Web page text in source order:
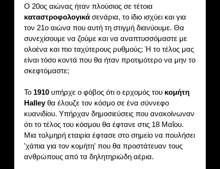
Ο 20ος αιώνας ήταν πλούσιος σε τέτοια
καταστροφολογικά σενάρια, το ίδιο ισχύει και για
τον 21ο αιώνα που αυτή τη στιγμή διανύουμε. Θα
συνεχίσουμε να ζούμε και να αναπτυσσόμαστε με
ολοένα και πιο ταχύτερους ρυθμούς; Ή το τέλος μας
είναι τόσο κοντά που θα ήταν προτιμότερο να μην το
σκεφτόμαστε;
Το 1910 υπήρχε ο φόβος ότι ο ερχομός του κομήτη
Halleyθα έλουζε τον κόσμο σε ένα σύννεφο
κυανιδίου. Υπήρχαν δημοσιεύσεις που ανακοίνωναν
ότι το τέλος του κόσμου θα έφτανε στις 18 Μαΐου.
Μια τολμηρή εταιρία έφτασε στο σημείο να πουλήσει
'χάπια για τον κομήτη' που θα προστάτευαν τους
ανθρώπους από τα δηλητηριώδη αέρια.